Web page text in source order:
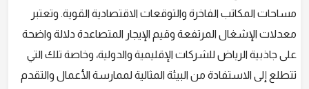
مساحات المكاتب الفاخرة والتوقعات الاقتصادية القوية. وتعتبر
معدلات الإشغال المرتفعة وقيم الإيجار المتصاعدة دلالة واضحة
على جاذبية الرياض للشركات الإقليمية والدولية، وخاصة تلك التي
تتطلع إلى الاستفادة من البيئة المثالية لممارسة الأعمال والتقدم